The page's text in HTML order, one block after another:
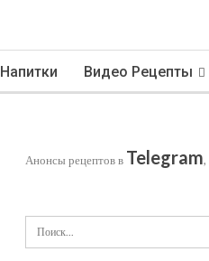
Напитки Видео Рецепты
Анонсы рецептов в Telegram,